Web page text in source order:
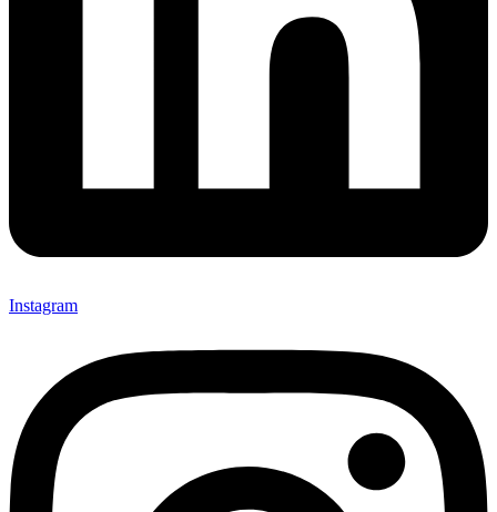
Instagram